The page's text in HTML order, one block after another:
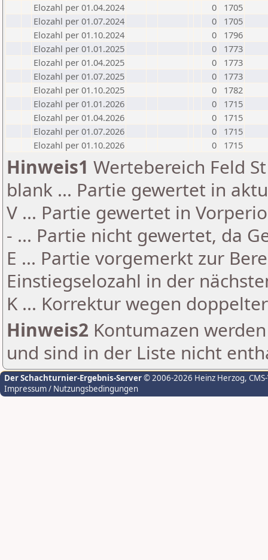
Elozahl per 01.04.2024
0
1705
Elozahl per 01.07.2024
0
1705
Elozahl per 01.10.2024
0
1796
Elozahl per 01.01.2025
0
1773
Elozahl per 01.04.2025
0
1773
Elozahl per 01.07.2025
0
1773
Elozahl per 01.10.2025
0
1782
Elozahl per 01.01.2026
0
1715
Elozahl per 01.04.2026
0
1715
Elozahl per 01.07.2026
0
1715
Elozahl per 01.10.2026
0 1715
Hinweis1 Wertebereich Feld
blank ... Partie gewertet in
V ... Partie gewertet in
- ... Partie nicht gewertet, da
E ... Partie vorgemerkt zur
Einstiegselozahl in der
K ... Korrektur wegen
Hinweis2 Kontumazen
und sind in der Liste nicht
Der Schachturnier-Ergebnis-Server© 2006-2026 Heinz Herzog,
Impressum / Nutzungsbedingungen